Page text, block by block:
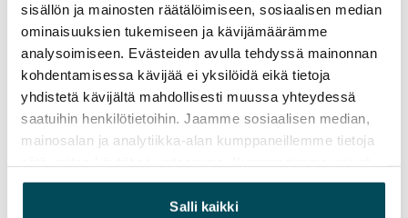
sisällön ja mainosten räätälöimiseen, sosiaalisen median
ominaisuuksien tukemiseen ja kävijämäärämme
analysoimiseen. Evästeiden avulla tehdyssä mainonnan
kohdentamisessa kävijää ei yksilöidä eikä tietoja
yhdistetä kävijältä mahdollisesti muussa yhteydessä
saatuihin henkilötietoihin. Jaamme sosiaalisen median,
mainosalan ja analytiikka-alan kumppaneillemme tietoja
yhdistää näitä tietoja muihin tietoihin, joita olet antanut
heille tai joita on kerätty, kun olet käyttänyt heidän
Salli kaikki